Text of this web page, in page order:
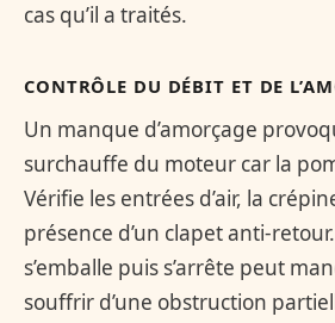
cas qu’il a traités.
CONTRÔLE DU DÉBIT ET DE
Un manque d’amorçage
surchauffe du moteur car la
Vérifie les entrées d’air, la
présence d’un clapet anti-
s’emballe puis s’arrête peut
souffrir d’une obstruction